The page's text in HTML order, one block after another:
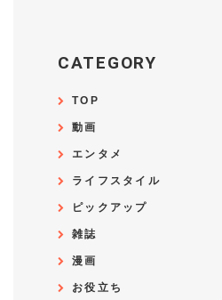
CATEGORY
TOP
動画
エンタメ
ライフスタイル
ピックアップ
雑誌
漫画
お役立ち